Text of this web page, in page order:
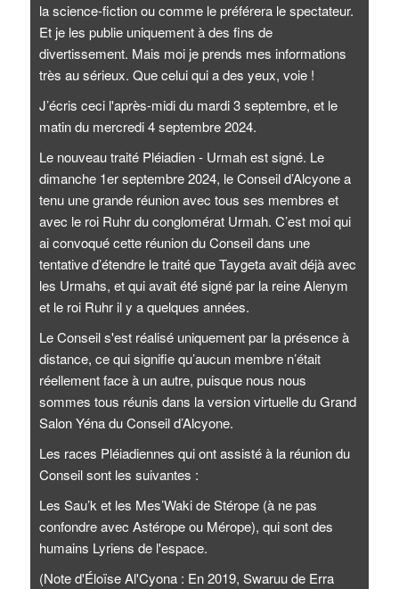
la science-fiction ou comme le préférera le spectateur.
Et je les publie uniquement à des fins de
divertissement. Mais moi je prends mes informations
très au sérieux. Que celui qui a des yeux, voie !
J’écris ceci l'après-midi du mardi 3 septembre, et le
matin du mercredi 4 septembre 2024.
Le nouveau traité Pléiadien - Urmah est signé. Le
dimanche 1er septembre 2024, le Conseil d’Alcyone a
tenu une grande réunion avec tous ses membres et
avec le roi Ruhr du conglomérat Urmah. C’est moi qui
ai convoqué cette réunion du Conseil dans une
tentative d’étendre le traité que Taygeta avait déjà avec
les Urmahs, et qui avait été signé par la reine Alenym
et le roi Ruhr il y a quelques années.
Le Conseil s'est réalisé uniquement par la présence à
distance, ce qui signifie qu’aucun membre n’était
réellement face à un autre, puisque nous nous
sommes tous réunis dans la version virtuelle du Grand
Salon Yéna du Conseil d’Alcyone.
Les races Pléiadiennes qui ont assisté à la réunion du
Conseil sont les suivantes :
Les Sau’k et les Mes’Waki de Stérope (à ne pas
confondre avec Astérope ou Mérope), qui sont des
humains Lyriens de l'espace.
(Note d'Éloïse Al'Cyona : En 2019, Swaruu de Erra